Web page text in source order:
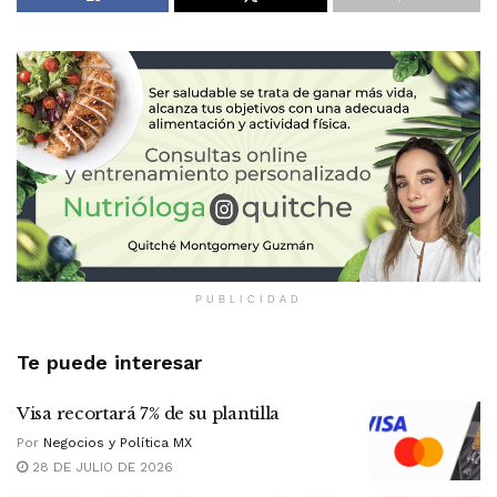
PUBLICIDAD
Te puede interesar
Visa recortará 7% de su plantilla
Por Negocios y Política MX
28 DE JULIO DE 2026